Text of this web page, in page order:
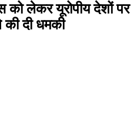
लेकर यूरोपीय देशों पर
दी धमकी